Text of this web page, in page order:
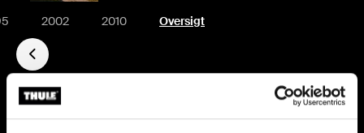
2002 2010 Oversigt